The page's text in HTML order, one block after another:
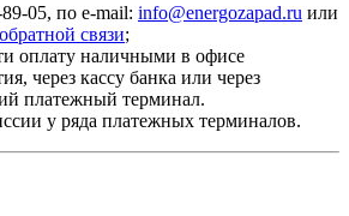
05, по e-mail: info@energozapad.ru или
связи;
оплату наличными в офисе
через кассу банка или через
платежный терминал.
у ряда платежных терминалов.